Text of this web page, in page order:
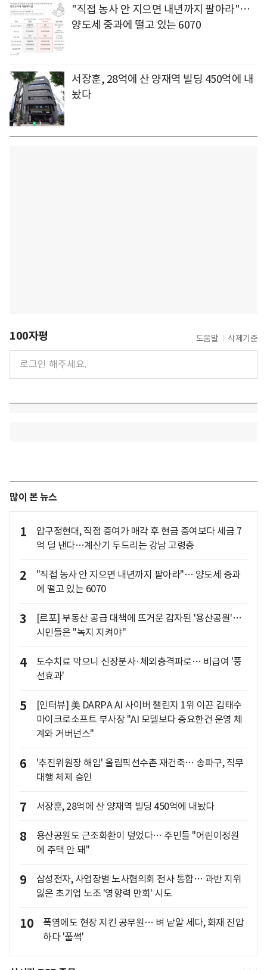
"직접 농사 안 지으면 내년까지 팔아라"…
양도세 중과에 떨고 있는 6070
서장훈, 28억에 산 양재역 빌딩 450억에 내
놨다
100자평 도움말 삭제기준
많이 본 뉴스
1
압구정현대, 직접 증여가 매각 후 현금 증여보다 세금 7
억 덜 낸다…계산기 두드리는 강남 고령층
2
"직접 농사 안 지으면 내년까지 팔아라"… 양도세 중과
에 떨고 있는 6070
3
[르포] 부동산 공급 대책에 뜨거운 감자된 '용산공원'…
시민들은 "녹지 지켜야"
4
도수치료 막으니 신장분사·체외충격파로… 비급여 '풍
선효과'
5
[인터뷰] 美 DARPA AI 사이버 챌린지 1위 이끈 김태수
마이크로소프트 부사장 "AI 모델보다 중요한건 운영 체
계와 거버넌스"
6
'추진위원장 해임' 올림픽선수촌 재건축… 송파구, 직무
대행 체제 승인
7 서장훈, 28억에 산 양재역 빌딩 450억에 내놨다
8
용산공원도 근조화환이 덮었다… 주민들 "어린이정원
에 주택 안 돼"
9
삼성전자, 사업장별 노사협의회 전사 통합… 과반 지위
잃은 초기업 노조 '영향력 만회' 시도
10
폭염에도 현장 지킨 공무원… 벼 낱알 세다, 화재 진압
하다 '풀썩'